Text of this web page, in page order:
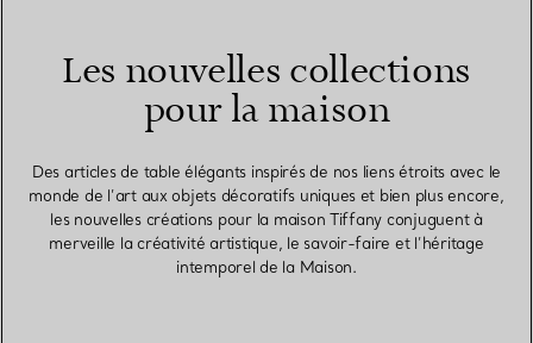
Les nouvelles collections
pour la maison
Des articles de table élégants inspirés de nos liens étroits avec le
monde de l’art aux objets décoratifs uniques et bien plus encore,
les nouvelles créations pour la maison Tiffany conjuguent à
merveille la créativité artistique, le savoir-faire et l’héritage
intemporel de la Maison.